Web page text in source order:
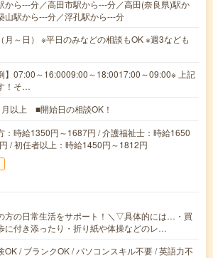
から---分／高田市駅から---分／高田(奈良県)駅か
山駅から---分／浮孔駅から---分
月～日） ※平日のみなどの相談もOK ※週3なども
】07:00～16:0009:00～18:0017:00～09:00※ 上記
！そ…
以上 ■開始日の相談OK！
：時給1350円～1687円 / 介護福祉士：時給1650
/ 初任者以上：時給1450円～1812円
方の日常生活をサポート！＼▽具体的には…・買
に付き添ったり・折り紙や体操などのレ…
OK / ブランクOK / パソコンスキル不要 / 英語力不